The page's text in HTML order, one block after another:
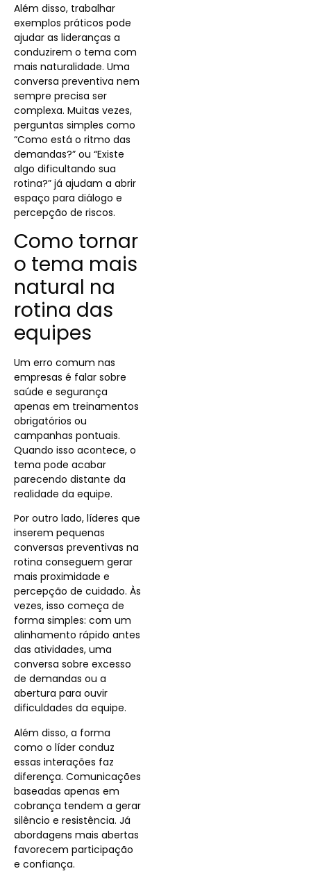
Além disso, trabalhar
exemplos práticos pode
ajudar as lideranças a
conduzirem o tema com
mais naturalidade. Uma
conversa preventiva nem
sempre precisa ser
complexa. Muitas vezes,
perguntas simples como
“Como está o ritmo das
demandas?” ou “Existe
algo dificultando sua
rotina?” já ajudam a abrir
espaço para diálogo e
percepção de riscos.
Como tornar
o tema mais
natural na
rotina das
equipes
Um erro comum nas
empresas é falar sobre
saúde e segurança
apenas em treinamentos
obrigatórios ou
campanhas pontuais.
Quando isso acontece, o
tema pode acabar
parecendo distante da
realidade da equipe.
Por outro lado, líderes que
inserem pequenas
conversas preventivas na
rotina conseguem gerar
mais proximidade e
percepção de cuidado. Às
vezes, isso começa de
forma simples: com um
alinhamento rápido antes
das atividades, uma
conversa sobre excesso
de demandas ou a
abertura para ouvir
dificuldades da equipe.
Além disso, a forma
como o líder conduz
essas interações faz
diferença. Comunicações
baseadas apenas em
cobrança tendem a gerar
silêncio e resistência. Já
abordagens mais abertas
favorecem participação
e confiança.